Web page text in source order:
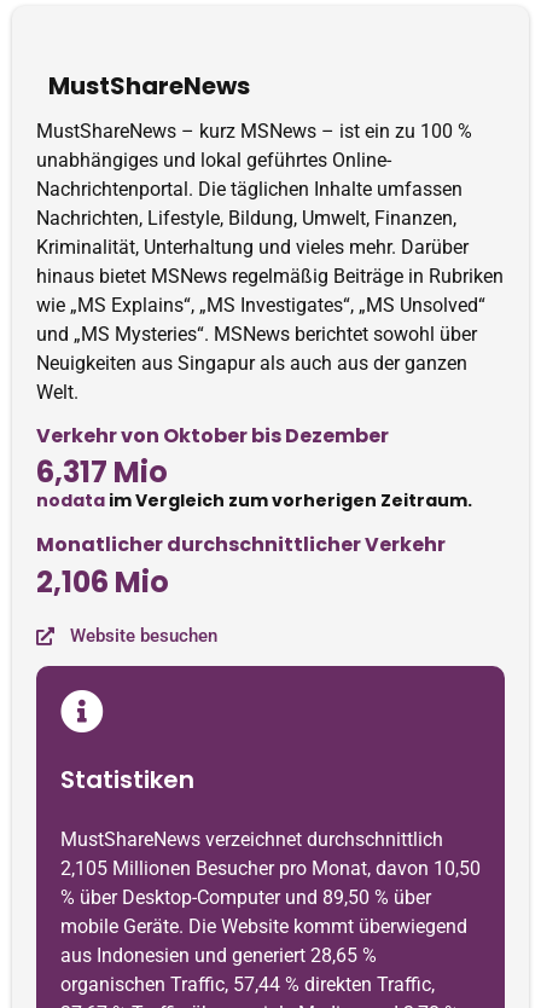
MustShareNews
MustShareNews – kurz MSNews – ist ein zu 100 %
unabhängiges und lokal geführtes Online-
Nachrichtenportal. Die täglichen Inhalte umfassen
Nachrichten, Lifestyle, Bildung, Umwelt, Finanzen,
Kriminalität, Unterhaltung und vieles mehr. Darüber
hinaus bietet MSNews regelmäßig Beiträge in Rubriken
wie „MS Explains“, „MS Investigates“, „MS Unsolved“
und „MS Mysteries“. MSNews berichtet sowohl über
Neuigkeiten aus Singapur als auch aus der ganzen
Welt.
Verkehr von Oktober bis Dezember
6,317 Mio
nodata im Vergleich zum vorherigen Zeitraum.
Monatlicher durchschnittlicher Verkehr
2,106 Mio
Website besuchen
Statistiken
MustShareNews verzeichnet durchschnittlich
2,105 Millionen Besucher pro Monat, davon 10,50
% über Desktop-Computer und 89,50 % über
mobile Geräte. Die Website kommt überwiegend
aus Indonesien und generiert 28,65 %
organischen Traffic, 57,44 % direkten Traffic,